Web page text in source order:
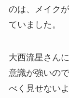
のは、メイク
ていました。
大西流星さん
意識が強いの
べく見せない